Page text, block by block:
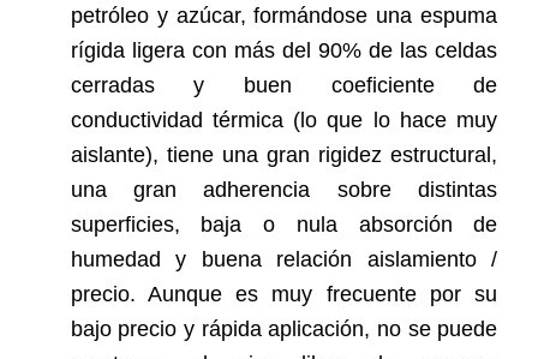
petróleo y azúcar, formándose una espuma
rígida ligera con más del 90% de las celdas
cerradas y buen coeficiente de
conductividad térmica (lo que lo hace muy
aislante), tiene una gran rigidez estructural,
una gran adherencia sobre distintas
superficies, baja o nula absorción de
humedad y buena relación aislamiento /
precio. Aunque es muy frecuente por su
bajo precio y rápida aplicación, no se puede